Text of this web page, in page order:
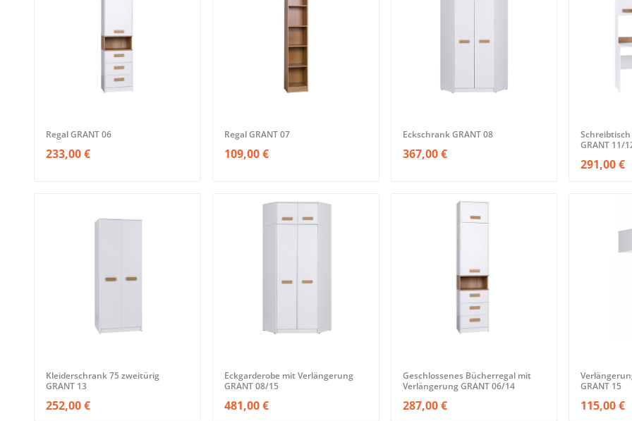
Regal GRANT 06
233,00 €
Regal GRANT 07
109,00 €
Eckschrank GRANT 08
367,00 €
GRANT 11/
291,00 €
Kleiderschrank 75 zweitürig
GRANT 13
252,00 €
Eckgarderobe mit Verlängerung
GRANT 08/15
481,00 €
Geschlossenes Bücherregal mit
Verlängerung GRANT 06/14
287,00 €
GRANT 15
115,00 €